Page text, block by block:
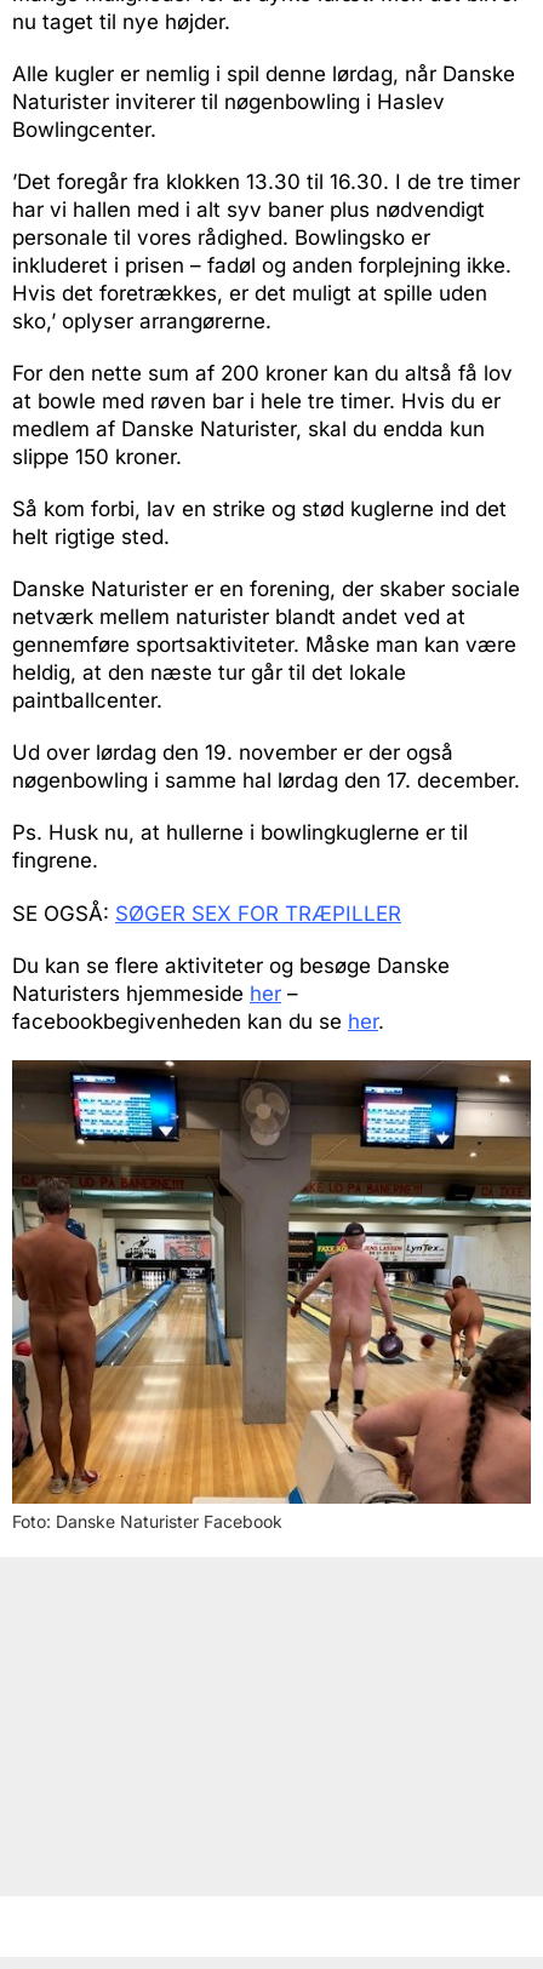
nu taget til nye højder.
Alle kugler er nemlig i spil denne lørdag, når Danske
Naturister inviterer til nøgenbowling i Haslev
Bowlingcenter.
’Det foregår fra klokken 13.30 til 16.30. I de tre timer
har vi hallen med i alt syv baner plus nødvendigt
personale til vores rådighed. Bowlingsko er
inkluderet i prisen – fadøl og anden forplejning ikke.
Hvis det foretrækkes, er det muligt at spille uden
sko,’ oplyser arrangørerne.
For den nette sum af 200 kroner kan du altså få lov
at bowle med røven bar i hele tre timer. Hvis du er
medlem af Danske Naturister, skal du endda kun
slippe 150 kroner.
Så kom forbi, lav en strike og stød kuglerne ind det
helt rigtige sted.
Danske Naturister er en forening, der skaber sociale
netværk mellem naturister blandt andet ved at
gennemføre sportsaktiviteter. Måske man kan være
heldig, at den næste tur går til det lokale
paintballcenter.
Ud over lørdag den 19. november er der også
nøgenbowling i samme hal lørdag den 17. december.
Ps. Husk nu, at hullerne i bowlingkuglerne er til
fingrene.
SE OGSÅ: SØGER SEX FOR TRÆPILLER
Du kan se flere aktiviteter og besøge Danske
Naturisters hjemmeside her –
facebookbegivenheden kan du se her.
Foto: Danske Naturister Facebook